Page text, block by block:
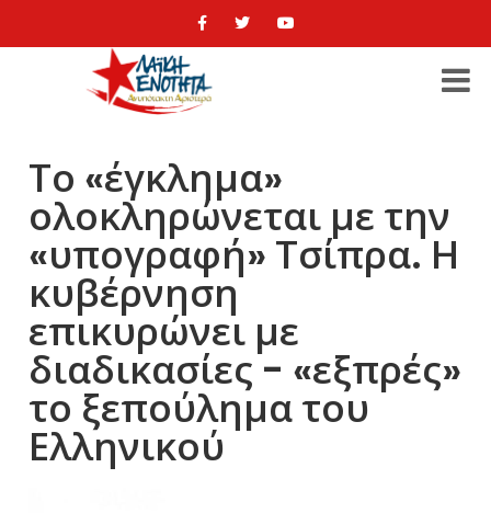
Το «έγκλημα»
ολοκληρώνεται με την
«υπογραφή» Τσίπρα. Η
κυβέρνηση
επικυρώνει με
διαδικασίες - «εξπρές»
το ξεπούλημα του
Ελληνικού